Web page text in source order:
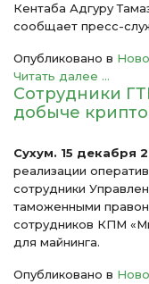
Кентаба Адгуру
сообщает пресс-
Опубликовано в
Читать далее ...
Сотрудники
добыче
Сухум. 15 декабря
реализации
сотрудники
таможенными
сотрудников КПМ
для майнинга.
Опубликовано в